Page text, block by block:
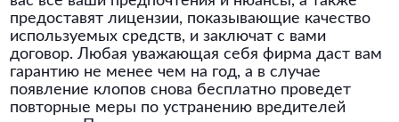
предоставят лицензии, показывающие качество
используемых средств, и заключат с вами
договор. Любая уважающая себя фирма даст вам
гарантию не менее чем на год, а в случае
появление клопов снова бесплатно проведет
повторные меры по устранению вредителей